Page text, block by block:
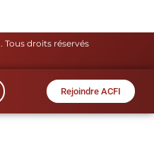
Tous droits réservés​
Rejoindre ACFI